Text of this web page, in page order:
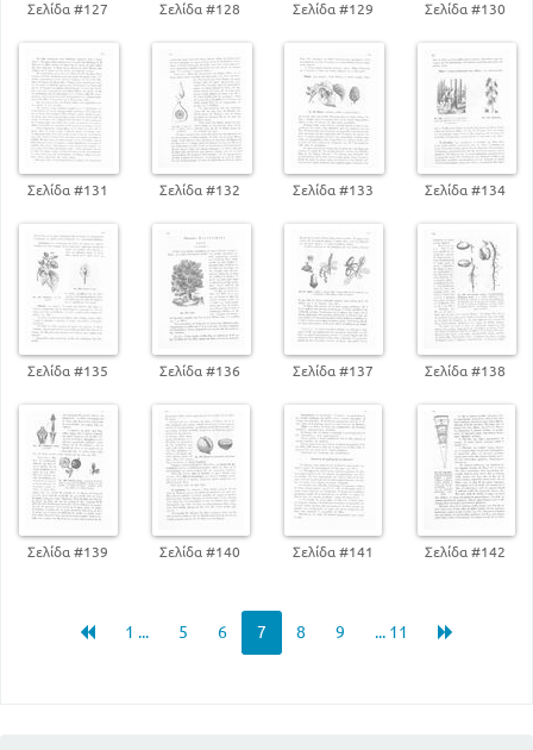
Σελίδα #127 Σελίδα #128 Σελίδα #129 Σελίδα #130
Σελίδα #131 Σελίδα #132 Σελίδα #133 Σελίδα #134
Σελίδα #135 Σελίδα #136 Σελίδα #137 Σελίδα #138
Σελίδα #139 Σελίδα #140 Σελίδα #141 Σελίδα #142
1 ... 5 6 7 8 9 ... 11